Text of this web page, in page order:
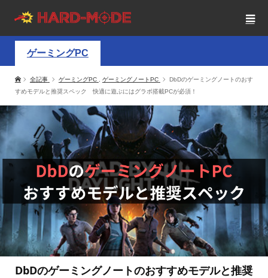
ゲーミングPC
全記事 ゲーミングPC ゲーミングノートPC
DbDのゲーミングノートのおす
すめモデルと推奨スペック 快適に遊ぶにはグラボ搭載PCが必須！
DbDのゲーミングノートのおすすめモデルと推奨